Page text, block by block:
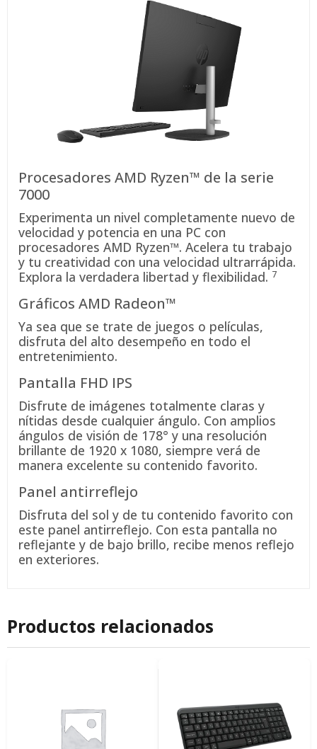
Procesadores AMD Ryzen™ de la serie
7000
Experimenta un nivel completamente nuevo de
velocidad y potencia en una PC con
procesadores AMD Ryzen™. Acelera tu trabajo
y tu creatividad con una velocidad ultrarrápida.
Explora la verdadera libertad y flexibilidad. 7
Gráficos AMD Radeon™
Ya sea que se trate de juegos o películas,
disfruta del alto desempeño en todo el
entretenimiento.
Pantalla FHD IPS
Disfrute de imágenes totalmente claras y
nítidas desde cualquier ángulo. Con amplios
ángulos de visión de 178° y una resolución
brillante de 1920 x 1080, siempre verá de
manera excelente su contenido favorito.
Panel antirreflejo
Disfruta del sol y de tu contenido favorito con
este panel antirreflejo. Con esta pantalla no
reflejante y de bajo brillo, recibe menos reflejo
en exteriores.
Productos relacionados